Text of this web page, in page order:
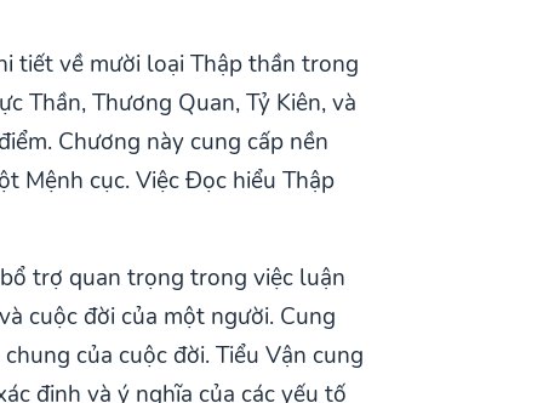
tiết về mười loại Thập thần trong
Thần, Thương Quan, Tỷ Kiên, và
Chương này cung cấp nền
Mệnh cục. Việc Đọc hiểu Thập
trợ quan trọng trong việc luận
cuộc đời của một người. Cung
của cuộc đời. Tiểu Vận cung
định và ý nghĩa của các yếu tố